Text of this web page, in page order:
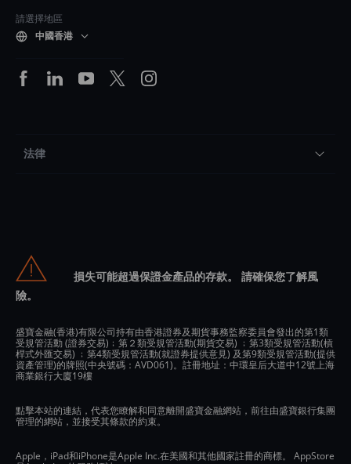
請選擇地區
中國香港
法律
損失可能超過保證金產品的存款。 請確保您了解風
險。
盛寶金融(香港)有限公司持有由香港證券及期貨事務監察委員會發出的第1類
受規管活動 (證券交易)﹔第２類受規管活動(期貨交易) ﹔第3類受規管活動(槓
桿式外匯交易) ﹔第4類受規管活動(就證券提供意見) 及第9類受規管活動(提供
資產管理)的牌照(中央號碼：AVD061)。註冊地址：中環皇后大道中12號上海
商業銀行大廈19樓
點擊本站的連結，代表您瞭解和同意離開盛寶金融網站，前往由盛寶銀行集團
管理的網站，並接受其條款的約束。
Apple，iPad和iPhone是Apple Inc.在美國和其他國家註冊的商標。 AppStore